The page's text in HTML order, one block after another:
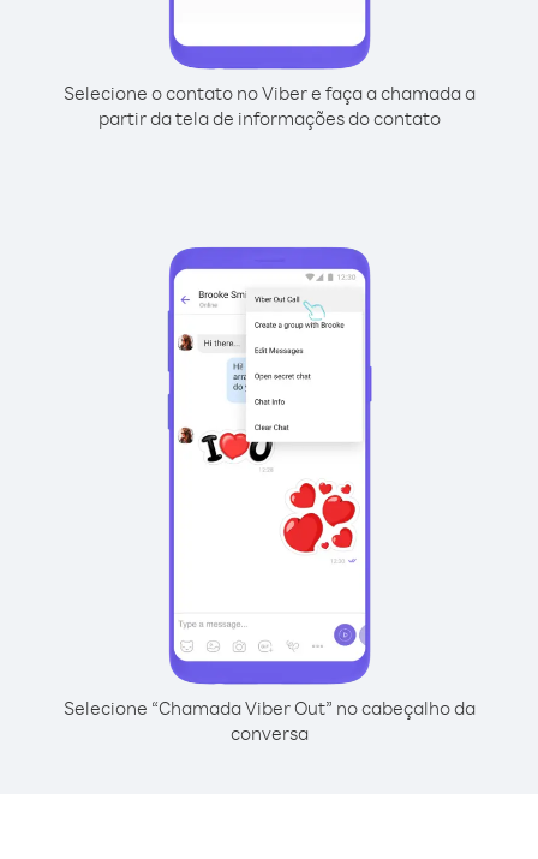
Selecione o contato no Viber e faça a chamada a
partir da tela de informações do contato
Selecione “Chamada Viber Out” no cabeçalho da
conversa